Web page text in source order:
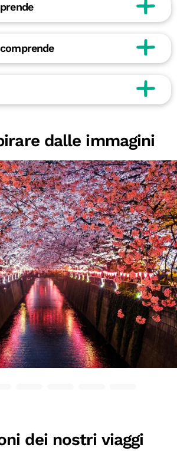
dalle immagini
dei nostri viaggi